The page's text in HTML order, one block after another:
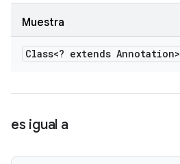
Muestra
Class<? extends Annotation>
es igual a